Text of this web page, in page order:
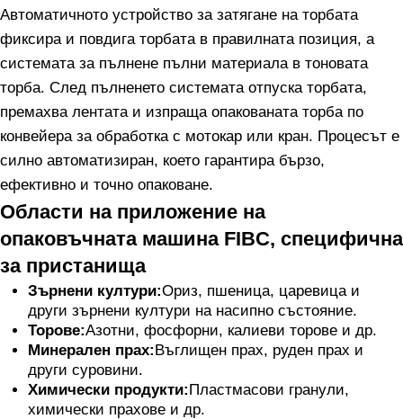
Автоматичното устройство за затягане на торбата
фиксира и повдига торбата в правилната позиция, а
системата за пълнене пълни материала в тоновата
торба. След пълненето системата отпуска торбата,
премахва лентата и изпраща опакованата торба по
конвейера за обработка с мотокар или кран. Процесът е
силно автоматизиран, което гарантира бързо,
ефективно и точно опаковане.
Области на приложение на
опаковъчната машина FIBC, специфична
за пристанища
Зърнени култури:Ориз, пшеница, царевица и
други зърнени култури на насипно състояние.
Торове:Азотни, фосфорни, калиеви торове и др.
Минерален прах:Въглищен прах, руден прах и
други суровини.
Химически продукти:Пластмасови гранули,
химически прахове и др.